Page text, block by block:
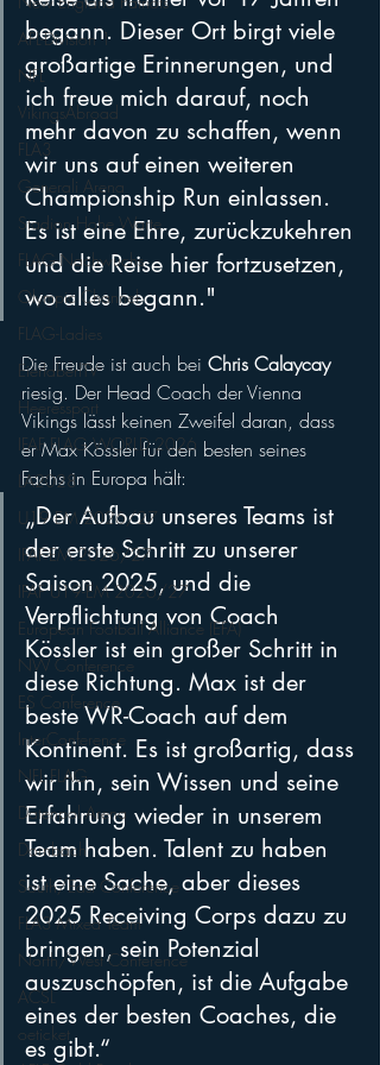
AFL-Division 1
NFL
VikingsAbroad
FLA3
Generali Arena
Stadion Hohe Warte
FLAG-Nachwuchs
Olympic Channel
FLAG-Ladies
EierlaberlTV
Heeressport
IFAF FLAG WORLD 2026
LA2028
U19 EM 2026/27
IFAF-EM 2026/27
IFAF U19-EM 2026/27
European Football Alliance (EFA)
NW Conference
ES Conference
InterConference
NFL FLAG
Datenpol Arena
Dornbach
South/East Conference
FLA3 Mixed Team
North/West Conference
ACSL
oeticket
begann. Dieser Ort birgt viele
großartige Erinnerungen, und
ich freue mich darauf, noch
mehr davon zu schaffen, wenn
wir uns auf einen weiteren
Championship Run einlassen.
Es ist eine Ehre, zurückzukehren
und die Reise hier fortzusetzen,
wo alles begann."
Die Freude ist auch bei Chris Calaycay
riesig. Der Head Coach der Vienna
Vikings lässt keinen Zweifel daran, dass
er Max Kössler für den besten seines
Fachs in Europa hält:
„Der Aufbau unseres Teams ist
der erste Schritt zu unserer
Saison 2025, und die
Verpflichtung von Coach
Kössler ist ein großer Schritt in
diese Richtung. Max ist der
beste WR-Coach auf dem
Kontinent. Es ist großartig, dass
wir ihn, sein Wissen und seine
Erfahrung wieder in unserem
Team haben. Talent zu haben
ist eine Sache, aber dieses
2025 Receiving Corps dazu zu
bringen, sein Potenzial
auszuschöpfen, ist die Aufgabe
eines der besten Coaches, die
es gibt.“